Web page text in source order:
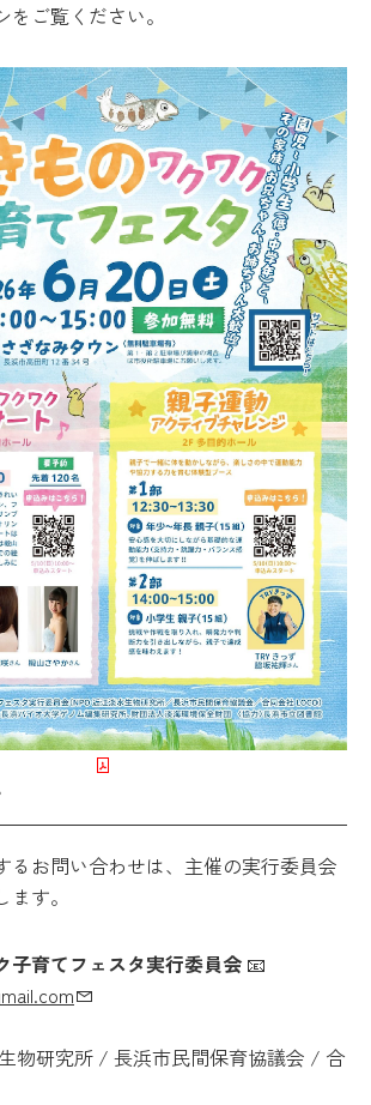
ご覧ください。
るお問い合わせは、主催の実行委員会
す。
子育てフェスタ実行委員会 📧
生物研究所 / 長浜市民間保育協議会 / 合